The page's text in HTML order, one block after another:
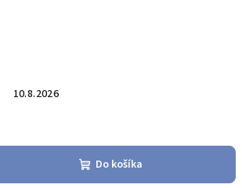
10.8.2026
Do košíka